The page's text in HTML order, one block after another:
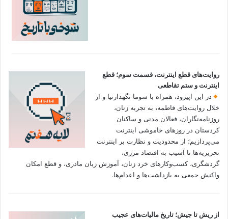
روایت‌های قطع اینترنت، قسمت سوم؛ قطع
اینترنت و ستم تقاطعی
در این اپیزود، همراه با سوما نگهدارنیا و از
خلال روایت‌های فاطمه، به تجربه زنان،
روزنامه‌نگاران، فعالان مدنی و ساکنان
کردستان در روزهای خاموشی اینترنت
می‌پردازیم؛ از محدودیت و نظارت بر اینترنت
تحریریه‌ها تا آسیب به اقتصاد مرزی،
گردشگری، کسب‌وکارهای خرد زنان، آموزش زبان مادری، و قطع امکان
واکنش جمعی به بازداشت‌ها و اعدام‌ها.
از ریش تا جیش؛ تاریخ مالیات‌های عجیب